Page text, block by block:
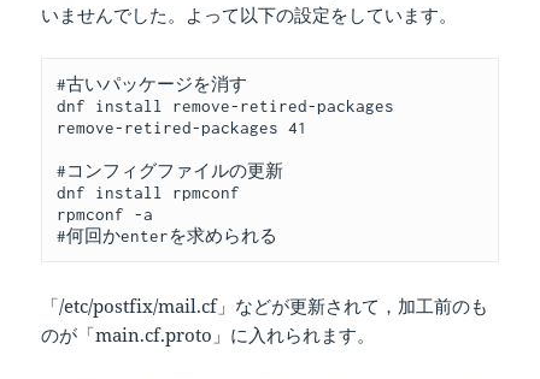
いませんでした。よって以下の設定をしています。
#古いパッケージを消す
dnf install remove-retired-packages
remove-retired-packages 41
#コンフィグファイルの更新
dnf install rpmconf
rpmconf -a
#何回かenterを求められる
「/etc/postfix/mail.cf」などが更新されて，加工前のも
のが「main.cf.proto」に入れられます。